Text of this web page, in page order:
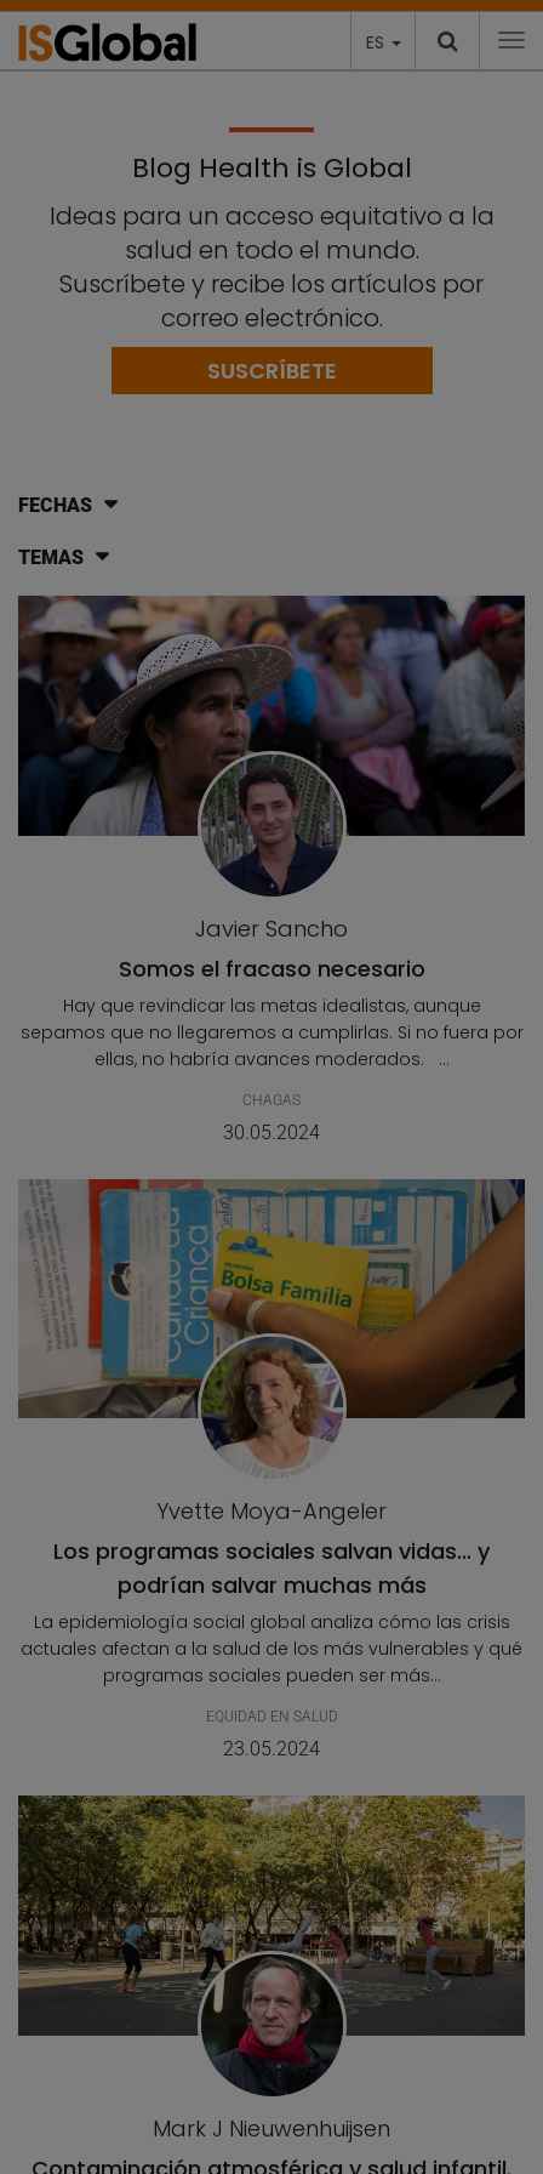
ES
Blog Health is Global
Ideas para un acceso equitativo a la
salud en todo el mundo.
Suscríbete y recibe los artículos por
correo electrónico.
SUSCRÍBETE
FECHAS
TEMAS
Lista de artículos del blog
Javier Sancho
Somos el fracaso necesario
Hay que revindicar las metas idealistas, aunque
sepamos que no llegaremos a cumplirlas. Si no fuera por
ellas, no habría avances moderados. ...
CHAGAS
30.05.2024
Yvette Moya-Angeler
Los programas sociales salvan vidas… y
podrían salvar muchas más
La epidemiología social global analiza cómo las crisis
actuales afectan a la salud de los más vulnerables y qué
programas sociales pueden ser más...
EQUIDAD EN SALUD
23.05.2024
Mark J Nieuwenhuijsen
Contaminación atmosférica y salud infantil.